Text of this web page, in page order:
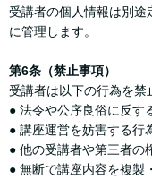
受講者の個人情報は別途
に管理します。
第6条（禁止事項）
受講者は以下の行為を禁
● 法令や公序良俗に反す
● 講座運営を妨害する行
● 他の受講者や第三者の
● 無断で講座内容を複製